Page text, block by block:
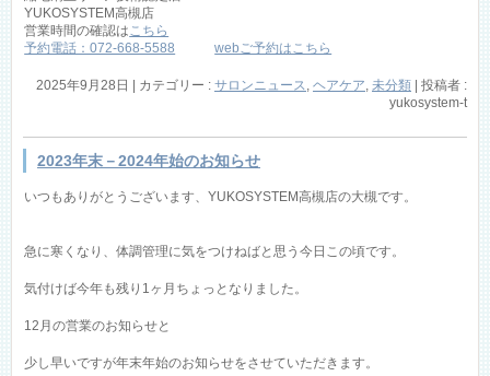
YUKOSYSTEM高槻店
営業時間の確認はこちら
予約電話：072-668-5588
webご予約はこちら
2025年9月28日 | カテゴリー : サロンニュース, ヘアケア, 未分類 | 投稿者 :
yukosystem-t
2023年末－2024年始のお知らせ
いつもありがとうございます、YUKOSYSTEM高槻店の大槻です。
急に寒くなり、体調管理に気をつけねばと思う今日この頃です。
気付けば今年も残り1ヶ月ちょっとなりました。
12月の営業のお知らせと
少し早いですが年末年始のお知らせをさせていただきます。